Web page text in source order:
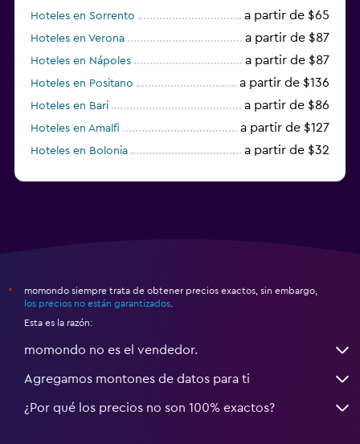
Hoteles en Sorrento a partir de $65
Hoteles en Verona a partir de $87
Hoteles en Nápoles a partir de $87
Hoteles en Positano a partir de $136
Hoteles en Bari a partir de $86
Hoteles en Amalfi a partir de $127
Hoteles en Bolonia a partir de $32
*
momondo siempre trata de obtener precios exactos, sin embargo,
los precios no están garantizados
Esta es la razón:
momondo no es el vendedor.
Agregamos montones de datos para ti
¿Por qué los precios no son 100% exactos?